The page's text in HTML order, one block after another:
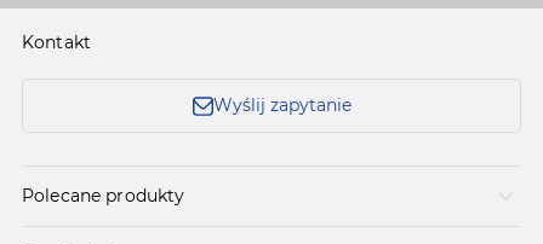
Kontakt
Wyślij zapytanie
Polecane produkty